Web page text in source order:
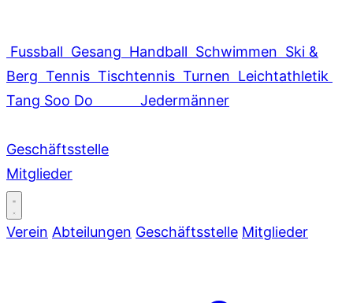
Fussball Gesang Handball Schwimmen Ski &
Berg Tennis Tischtennis Turnen Leichtathletik
Tang Soo Do
Jedermänner
Geschäftsstelle
Mitglieder
Verein Abteilungen Geschäftsstelle Mitglieder